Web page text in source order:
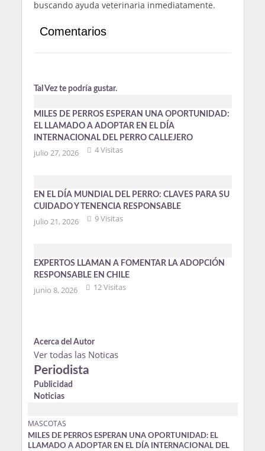
buscando ayuda veterinaria inmediatamente.
Comentarios
Tal Vez te podría gustar.
MILES DE PERROS ESPERAN UNA OPORTUNIDAD:
EL LLAMADO A ADOPTAR EN EL DÍA
INTERNACIONAL DEL PERRO CALLEJERO
julio 27, 2026 4 Visitas
EN EL DÍA MUNDIAL DEL PERRO: CLAVES PARA SU
CUIDADO Y TENENCIA RESPONSABLE
julio 21, 2026 9 Visitas
EXPERTOS LLAMAN A FOMENTAR LA ADOPCIÓN
RESPONSABLE EN CHILE
junio 8, 2026 12 Visitas
Acerca del Autor
Ver todas las Noticas
Periodista
Publicidad
Noticias
MASCOTAS
MILES DE PERROS ESPERAN UNA OPORTUNIDAD: EL
LLAMADO A ADOPTAR EN EL DÍA INTERNACIONAL DEL